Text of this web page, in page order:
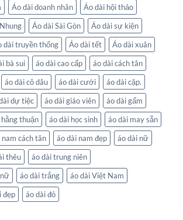
Áo dài doanh nhân
Áo dài hội thảo
Áo dài Sài Gòn
Áo dài sự kiện
dài truyền thống Áo dài tết
Áo dài xuân
bà sui áo dài cao cấp
áo dài cách tân
áo dài cô dâu áo dài cưới
áo dài cặp.
dự tiệc áo dài giáo viên
áo dài gấm
thuận áo dài học sinh
áo dài may sẵn
nam cách tân áo dài nam đẹp
áo dài nữ
thêu
áo dài trung niên
áo dài trắng
áo dài Việt Nam
đẹp áo dài đỏ